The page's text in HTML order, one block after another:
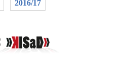
2016/17